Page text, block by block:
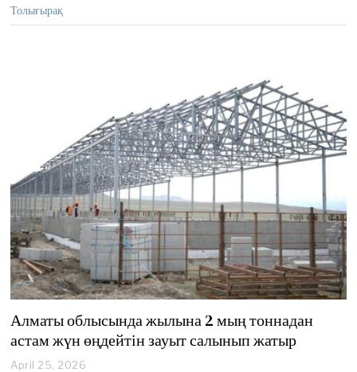
Толығырақ
Алматы облысында жылына 2 мың тоннадан
астам жүн өңдейтін зауыт салынып жатыр
April 25, 2026